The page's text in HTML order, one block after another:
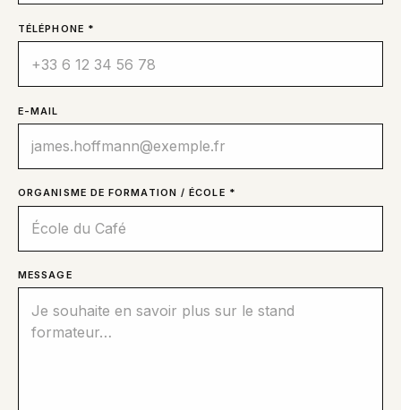
TÉLÉPHONE *
E-MAIL
ORGANISME DE FORMATION / ÉCOLE *
MESSAGE